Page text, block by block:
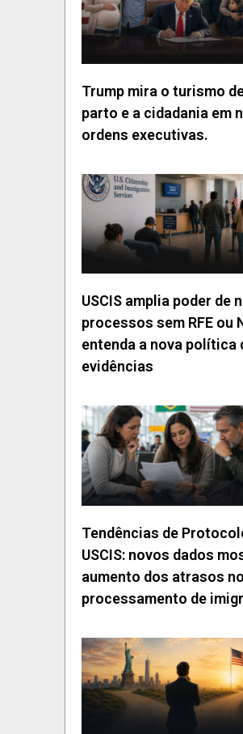
Trump mira o turismo
parto e a cidadania em
ordens executivas.
USCIS amplia poder de
processos sem RFE ou
entenda a nova política
evidências
Tendências de
USCIS: novos dados
aumento dos atrasos no
processamento de